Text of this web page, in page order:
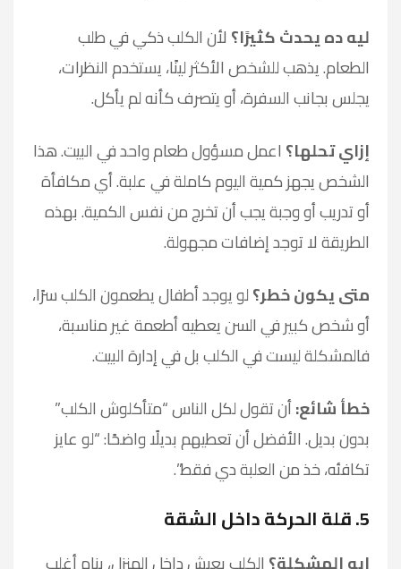
ليه ده يحدث كثيرًا؟ لأن الكلب ذكي في طلب
الطعام. يذهب للشخص الأكثر لينًا، يستخدم النظرات،
يجلس بجانب السفرة، أو يتصرف كأنه لم يأكل.
إزاي تحلها؟ اعمل مسؤول طعام واحد في البيت. هذا
الشخص يجهز كمية اليوم كاملة في علبة. أي مكافأة
أو تدريب أو وجبة يجب أن تخرج من نفس الكمية. بهذه
الطريقة لا توجد إضافات مجهولة.
متى يكون خطر؟لو يوجد أطفال يطعمون الكلب سرًا،
أو شخص كبير في السن يعطيه أطعمة غير مناسبة،
فالمشكلة ليست في الكلب بل في إدارة البيت.
خطأ شائع:أن تقول لكل الناس “متأكلوش الكلب”
بدون بديل. الأفضل أن تعطيهم بديلًا واضحًا: “لو عايز
تكافئه، خذ من العلبة دي فقط”.
5. قلة الحركة داخل الشقة